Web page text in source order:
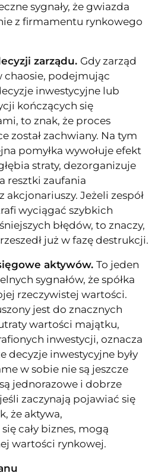
sygnały, że gwiazda
z firmamentu rynkowego
zarządu. Gdy zarząd
chaosie, podejmując
inwestycyjne lub
kończących się
to znak, że proces
został zachwiany. Na tym
pomyłka wywołuje efekt
straty, dezorganizuje
resztki zaufania
Jeżeli zespół
wyciągać szybkich
błędów, to znaczy,
już w fazę destrukcji.
aktywów. To jeden
sygnałów, że spółka
rzeczywistej wartości.
jest do znacznych
wartości majątku,
inwestycji, oznacza
decyzje inwestycyjne były
w sobie nie są jeszcze
jednorazowe i dobrze
zaczynają pojawiać się
że aktywa,
cały biznes, mogą
wartości rynkowej.